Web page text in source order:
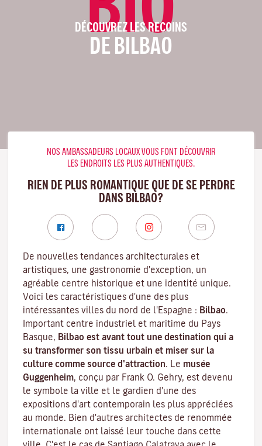
DÉCOUVREZ LES RECOINS
DE BILBAO
NOS AMBASSADEURS LOCAUX VOUS FONT DÉCOUVRIR
LES ENDROITS LES PLUS AUTHENTIQUES.
RIEN DE PLUS ROMANTIQUE QUE DE SE PERDRE
DANS BILBAO?
De nouvelles tendances architecturales et
artistiques, une gastronomie d'exception, un
agréable centre historique et une identité unique.
Voici les caractéristiques d'une des plus
intéressantes villes du nord de l'Espagne : Bilbao.
Important centre industriel et maritime du Pays
Basque, Bilbao est avant tout une destination qui a
su transformer son tissu urbain et miser sur la
culture comme source d'attraction. Le musée
Guggenheim, conçu par Frank O. Gehry, est devenu
le symbole la ville et le gardien d'une des
expositions d'art contemporain les plus appréciées
au monde. Bien d'autres architectes de renommée
internationale ont laissé leur touche dans cette